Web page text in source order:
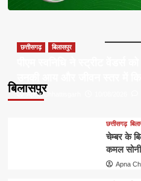
बिलासपुर
छत्तीसगढ़ बिलासपुर
Apna Chhattisgarh
छत्तीसगढ़
चेम्बर के
कमल सोनी
Apna